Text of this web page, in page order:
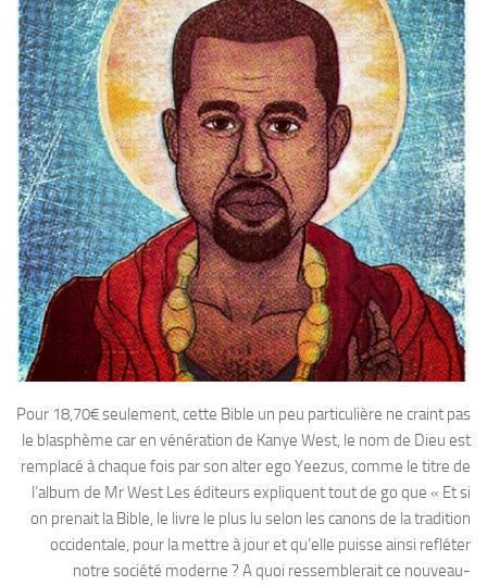
Pour 18,70€ seulement, cette Bible un peu particulière ne craint pas
le blasphème car en vénération de Kanye West, le nom de Dieu est
remplacé à chaque fois par son alter ego Yeezus, comme le titre de
l’album de Mr West Les éditeurs expliquent tout de go que « Et si
on prenait la Bible, le livre le plus lu selon les canons de la tradition
occidentale, pour la mettre à jour et qu’elle puisse ainsi refléter
notre société moderne ? A quoi ressemblerait ce nouveau-